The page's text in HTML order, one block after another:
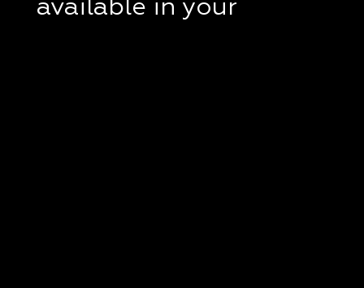
available in your